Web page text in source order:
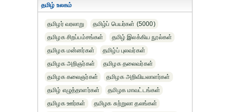
தமிழ் உலகம்
தமிழர் வரலாறு
தமிழ்ப் பெயர்கள் (5000)
தமிழக சிறப்பம்சங்கள்
தமிழ் இலக்கிய நூல்கள்
தமிழக மன்னர்கள்
தமிழ்ப் புலவர்கள்
தமிழக அறிஞர்கள்
தமிழக தலைவர்கள்
தமிழக கலைஞர்கள்
தமிழக அறிவியலாளர்கள்‎
தமிழ் எழுத்தாளர்கள்
தமிழக மாவட்டங்கள்
தமிழக ஊர்கள்
தமிழக சுற்றுலா தலங்கள்